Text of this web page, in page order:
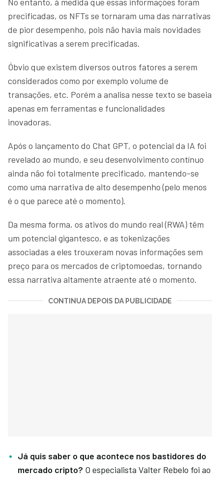
precificadas, os NFTs se tornaram uma das narrativas
de pior desempenho, pois não havia mais novidades
significativas a serem precificadas.
Óbvio que existem diversos outros fatores a serem
considerados como por exemplo volume de
transações, etc. Porém a analisa nesse texto se baseia
apenas em ferramentas e funcionalidades
inovadoras.
Após o lançamento do Chat GPT, o potencial da IA foi
revelado ao mundo, e seu desenvolvimento contínuo
ainda não foi totalmente precificado, mantendo-se
como uma narrativa de alto desempenho (pelo menos
é o que parece até o momento).
Da mesma forma, os ativos do mundo real (RWA) têm
um potencial gigantesco, e as tokenizações
associadas a eles trouxeram novas informações sem
preço para os mercados de criptomoedas, tornando
essa narrativa altamente atraente até o momento.
CONTINUA DEPOIS DA PUBLICIDADE
Já quis saber o que acontece nos bastidores do
mercado cripto? O especialista Valter Rebelo foi ao